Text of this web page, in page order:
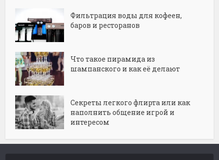
Фильтрация воды для кофеен,
баров и ресторанов
Что такое пирамида из
шампанского и как её делают
Секреты легкого флирта или как
наполнить общение игрой и
интересом